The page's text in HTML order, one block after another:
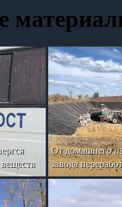
От домашнего
завода